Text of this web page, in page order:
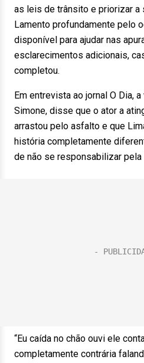
as leis de trânsito e priorizar a
Lamento profundamente pelo
disponível para ajudar nas
esclarecimentos adicionais,
completou.
Em entrevista ao jornal O Dia,
Simone, disse que o ator a
arrastou pelo asfalto e que
história completamente
de não se responsabilizar pela
“Eu caída no chão ouvi ele
completamente contrária